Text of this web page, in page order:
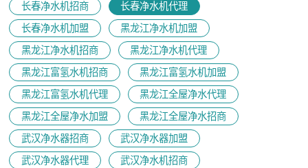
长春净水机招商
长春净水机代理
长春净水机加盟
黑龙江净水机加盟
黑龙江净水机招商
黑龙江净水机代理
黑龙江富氢水机招商
黑龙江富氢水机加盟
黑龙江富氢水机代理
黑龙江全屋净水代理
黑龙江全屋净水加盟
黑龙江全屋净水招商
武汉净水器招商
武汉净水器加盟
武汉净水器代理
武汉净水机招商